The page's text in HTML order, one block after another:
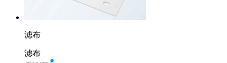
滤布
滤布